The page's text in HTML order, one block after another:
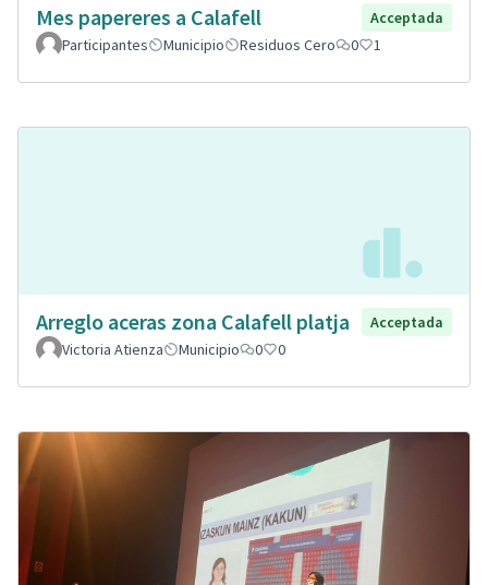
Mes papereres a Calafell
Acceptada
Participantes
Municipio Residuos Cero 0 1
Arreglo aceras zona Calafell platja
Acceptada
Victoria Atienza
Municipio 0 0